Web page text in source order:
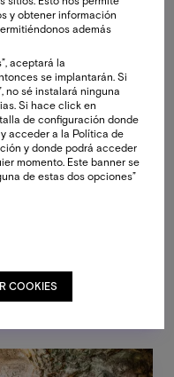
y obtener información
además
aceptará la
se implantarán. Si
no sé instalará ninguna
Si hace click en
de configuración donde
acceder a la Política de
y donde podrá acceder
momento. Este banner se
de estas dos opciones”
COOKIES